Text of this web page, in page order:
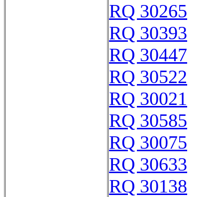
RQ 30265
RQ 30393
RQ 30447
RQ 30522
RQ 30021
RQ 30585
RQ 30075
RQ 30633
RQ 30138